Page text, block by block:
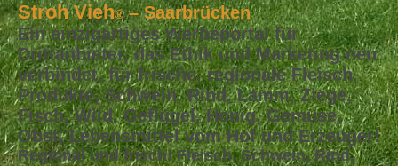
Stroh Vieh®– Saarbrücken
Ein einzigartiges Werbeportal für
Drittanbieter, das Ethik und Marketing neu
verbindet, für frische, regionale Fleisch,
Produkte, Schwein, Rind, Lamm, Ziege,
Fisch, Wild, Geflügel, Honig, Gemüse,
Obst, Lebensmittel vom Hof und Erzeuger!
Regional und frisch! Fleisch, Schwein, Rind,